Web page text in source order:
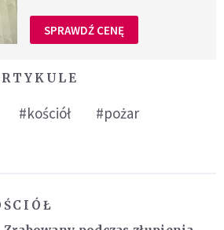
SPRAWDŹ CENĘ
#kościół
#pożar